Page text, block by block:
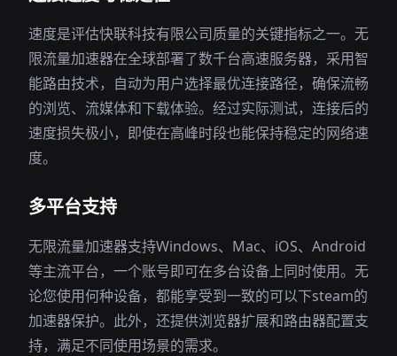
速度是评估快联科技有限公司质量的关键指标之一。无
限流量加速器在全球部署了数千台高速服务器，采用智
能路由技术，自动为用户选择最优连接路径，确保流畅
的浏览、流媒体和下载体验。经过实际测试，连接后的
速度损失极小，即使在高峰时段也能保持稳定的网络速
度。
多平台支持
无限流量加速器支持Windows、Mac、iOS、Android
等主流平台，一个账号即可在多台设备上同时使用。无
论您使用何种设备，都能享受到一致的可以下steam的
加速器保护。此外，还提供浏览器扩展和路由器配置支
持，满足不同使用场景的需求。